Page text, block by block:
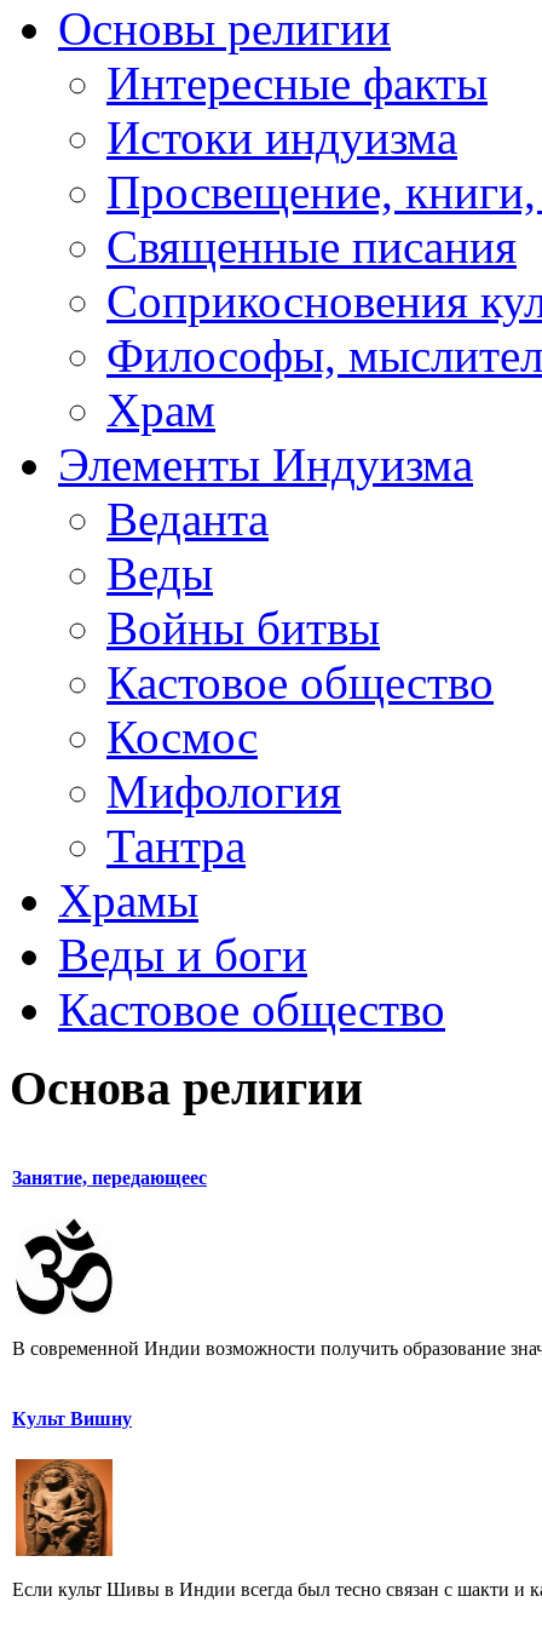
Основы религии
Интересные факты
Истоки индуизма
Просвещение, книги,
Священные писания
Соприкосновения
Философы,
Храм
Элементы Индуизма
Веданта
Веды
Войны битвы
Кастовое общество
Космос
Мифология
Тантра
Храмы
Веды и боги
Кастовое общество
Основа религии
Занятие, передающеес
В современной Индии возможности получить образование
Культ Вишну
Если культ Шивы в Индии всегда был тесно связан с шакти и